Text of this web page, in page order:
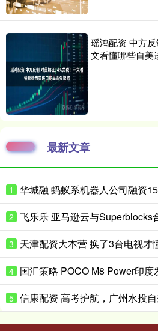
瑶鸿配资 中方
文看懂哪些自美
最新文章
1 华城融 蚂蚁系机器人公司融资
2
3
4
5 信康配资 高考护航，广州水投